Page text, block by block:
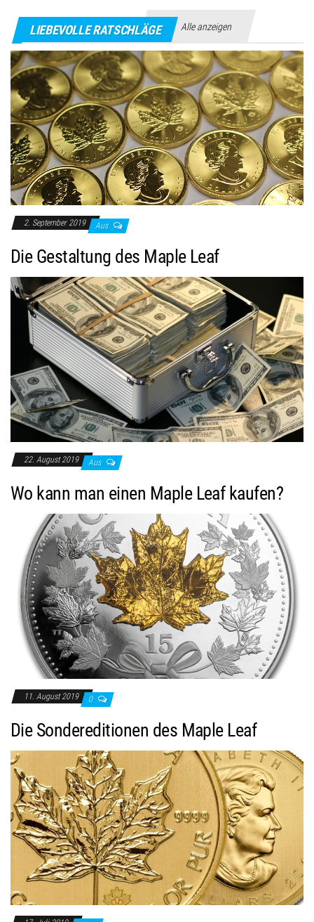
LIEBEVOLLE RATSCHLÄGE Alle anzeigen
2. September 2019 Aus
Die Gestaltung des Maple Leaf
22. August 2019 Aus
Wo kann man einen Maple Leaf kaufen?
11. August 2019 0
Die Sondereditionen des Maple Leaf